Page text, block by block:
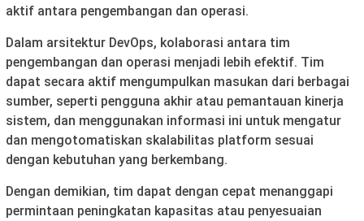
aktif antara pengembangan dan operasi.
Dalam arsitektur DevOps, kolaborasi antara tim
pengembangan dan operasi menjadi lebih efektif. Tim
dapat secara aktif mengumpulkan masukan dari berbagai
sumber, seperti pengguna akhir atau pemantauan kinerja
sistem, dan menggunakan informasi ini untuk mengatur
dan mengotomatiskan skalabilitas platform sesuai
dengan kebutuhan yang berkembang.
Dengan demikian, tim dapat dengan cepat menanggapi
permintaan peningkatan kapasitas atau penyesuaian